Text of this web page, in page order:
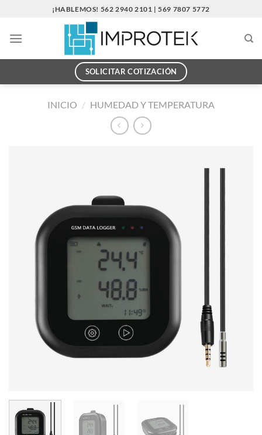
contenido
¡HABLEMOS! 562 2940 2101 | 569 7807 5772
SOLICITAR COTIZACIÓN
INICIO / HUMEDAD Y TEMPERATURA